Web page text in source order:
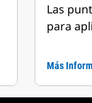
Las
para
Más